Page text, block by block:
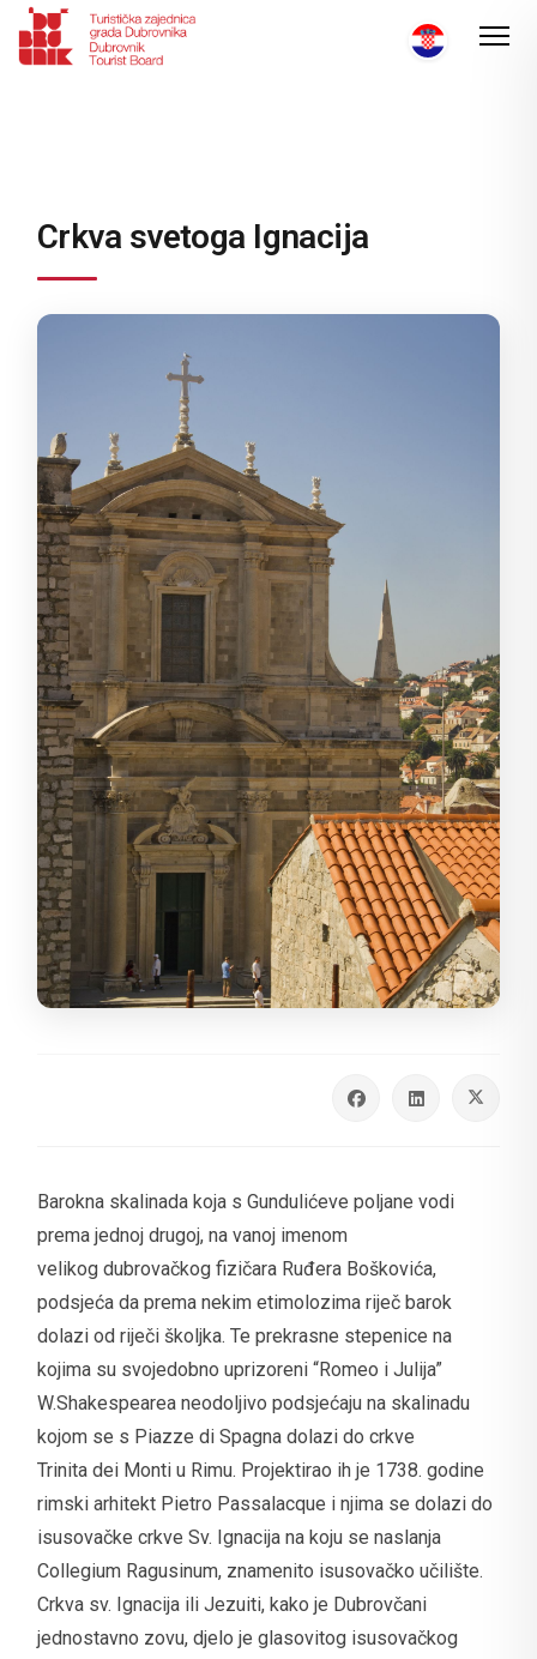
Crkva svetoga Ignacija
Barokna skalinada koja s Gundulićeve poljane vodi
prema jednoj drugoj, na vanoj imenom
velikog dubrovačkog fizičara Ruđera Boškovića,
podsjeća da prema nekim etimolozima riječ barok
dolazi od riječi školjka. Te prekrasne stepenice na
kojima su svojedobno uprizoreni “Romeo i Julija”
W.Shakespearea neodoljivo podsjećaju na skalinadu
kojom se s Piazze di Spagna dolazi do crkve
Trinita dei Monti u Rimu. Projektirao ih je 1738. godine
rimski arhitekt Pietro Passalacque i njima se dolazi do
isusovačke crkve Sv. Ignacija na koju se naslanja
Collegium Ragusinum, znamenito isusovačko učilište.
Crkva sv. Ignacija ili Jezuiti, kako je Dubrovčani
jednostavno zovu, djelo je glasovitog isusovačkog